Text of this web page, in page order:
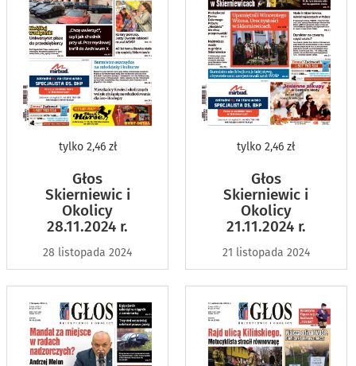
tylko2,46 zł
Głos
Skierniewic i
Okolicy
28.11.2024 r.
28 listopada 2024
tylko 2,46 zł
Głos
Skierniewic i
Okolicy
21.11.2024 r.
21 listopada 2024